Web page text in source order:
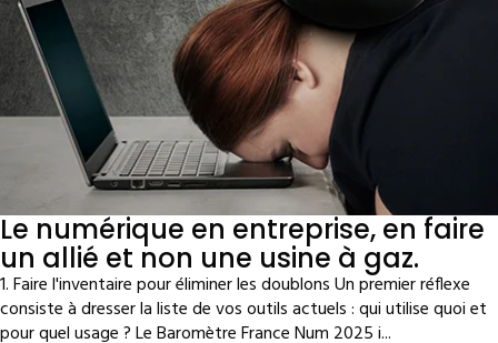
Le numérique en entreprise, en faire
un allié et non une usine à gaz.
1. Faire l'inventaire pour éliminer les doublons Un premier réflexe
consiste à dresser la liste de vos outils actuels : qui utilise quoi et
pour quel usage ? Le Baromètre France Num 2025 i...